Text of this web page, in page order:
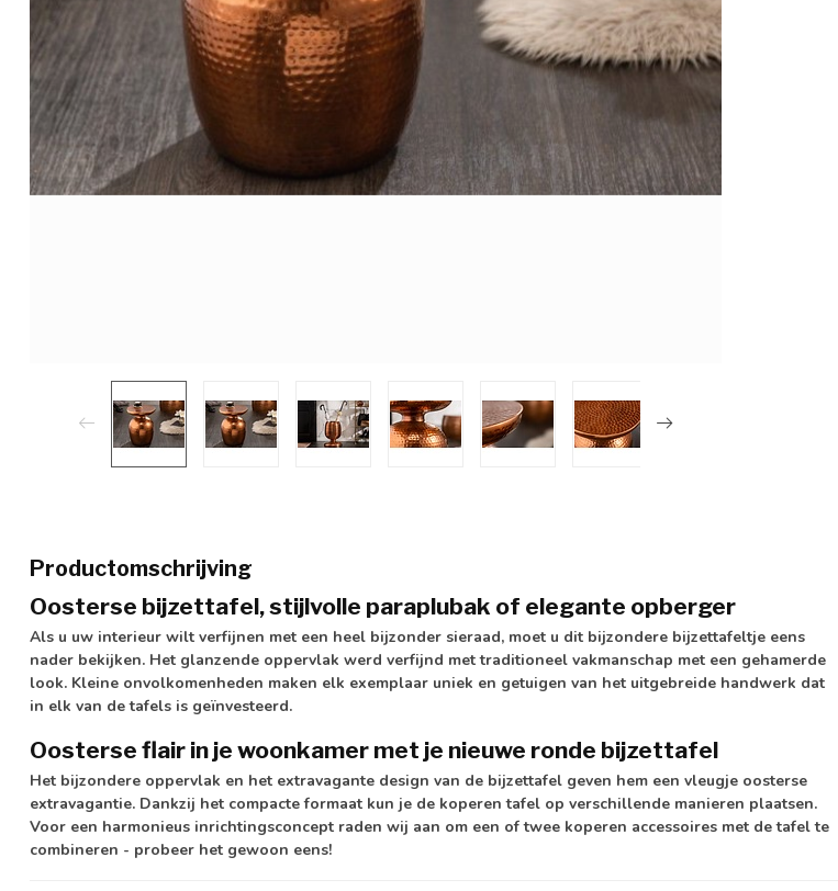
Productomschrijving
Oosterse bijzettafel, stijlvolle paraplubak of elegante opberger
Als u uw interieur wilt verfijnen met een heel bijzonder sieraad, moet u dit bijzondere bijzettafeltje eens
nader bekijken. Het glanzende oppervlak werd verfijnd met traditioneel vakmanschap met een gehamerde
look. Kleine onvolkomenheden maken elk exemplaar uniek en getuigen van het uitgebreide handwerk dat
in elk van de tafels is geïnvesteerd.
Oosterse flair in je woonkamer met je nieuwe ronde bijzettafel
Het bijzondere oppervlak en het extravagante design van de bijzettafel geven hem een vleugje oosterse
extravagantie. Dankzij het compacte formaat kun je de koperen tafel op verschillende manieren plaatsen.
Voor een harmonieus inrichtingsconcept raden wij aan om een of twee koperen accessoires met de tafel te
combineren - probeer het gewoon eens!